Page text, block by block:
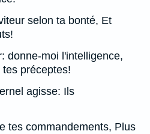
selon ta bonté, Et
donne-moi l'intelligence,
préceptes!
agisse: Ils
tes commandements, Plus